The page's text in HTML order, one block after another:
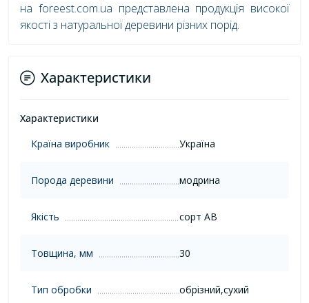
на foreest.com.ua представлена продукція високої
якості з натуральної деревини різних порід.
Характеристики
Характеристики
Країна виробник
Україна
Порода деревини модрина
Якість сорт AB
Товщина, мм 30
Тип обробки обрізний,сухий